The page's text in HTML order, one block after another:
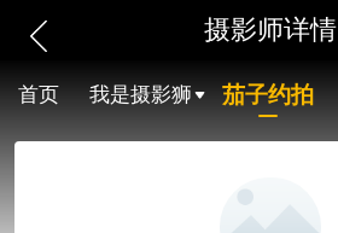
摄影师详情
首页 我是摄影狮 茄子约拍